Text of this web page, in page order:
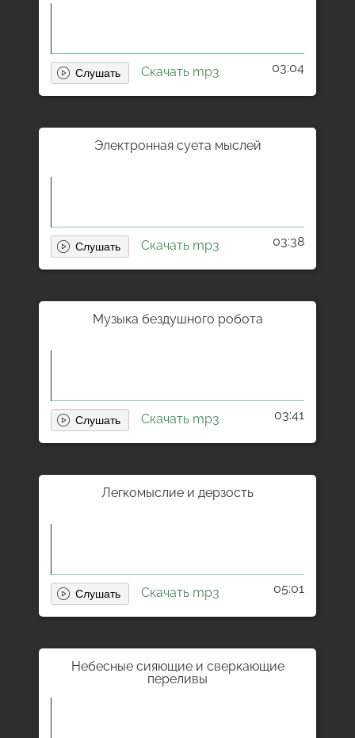
Скачать mp3 03:04
Электронная суета мыслей
Скачать mp3 03:38
Музыка бездушного робота
Скачать mp3 03:41
Легкомыслие и дерзость
Скачать mp3 05:01
Небесные сияющие и сверкающие
переливы